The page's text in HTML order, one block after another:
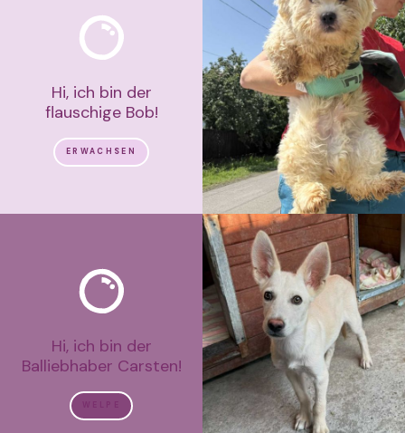
Hi, ich bin der
flauschige Bob!
ERWACHSEN
Hi, ich bin der
Balliebhaber Carsten!